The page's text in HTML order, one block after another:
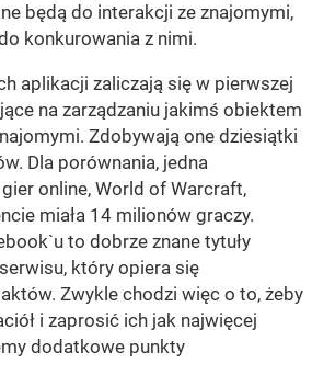
będą do interakcji ze znajomymi,
konkurowania z nimi.
aplikacji zaliczają się w pierwszej
na zarządzaniu jakimś obiektem
Zdobywają one dziesiątki
Dla porównania, jedna
online, World of Warcraft,
miała 14 milionów graczy.
to dobrze znane tytuły
który opiera się
Zwykle chodzi więc o to, żeby
i zaprosić ich jak najwięcej
dodatkowe punkty